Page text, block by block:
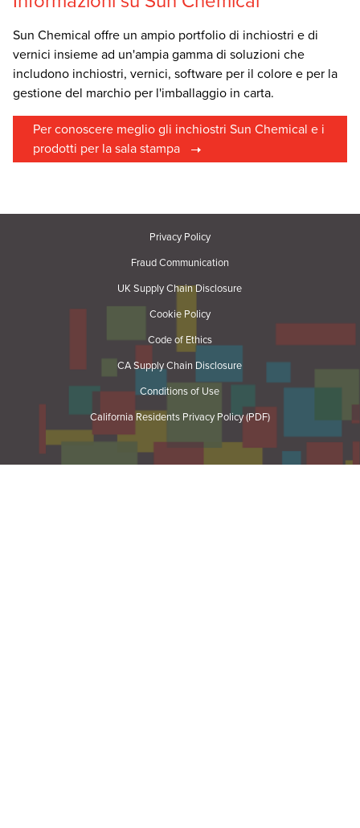
Sun Chemical offre un ampio portfolio di inchiostri e di
vernici insieme ad un'ampia gamma di soluzioni che
includono inchiostri, vernici, software per il colore e per la
gestione del marchio per l'imballaggio in carta.
Per conoscere meglio gli inchiostri Sun Chemical e i
prodotti per la sala stampa
Privacy Policy
Fraud Communication
UK Supply Chain Disclosure
Cookie Policy
Code of Ethics
CA Supply Chain Disclosure
Conditions of Use
California Residents Privacy Policy (PDF)